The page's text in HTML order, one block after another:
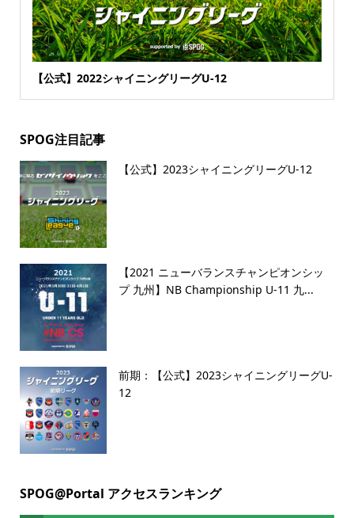
【公式】2022シャイニングリーグU-12
SPOG注目記事
【公式】2023シャイニングリーグU-12
【2021 ニューバランスチャンピオンシッ
プ 九州】NB Championship U-11 九...
前期：【公式】2023シャイニングリーグU-
12
SPOG@Portal アクセスランキング